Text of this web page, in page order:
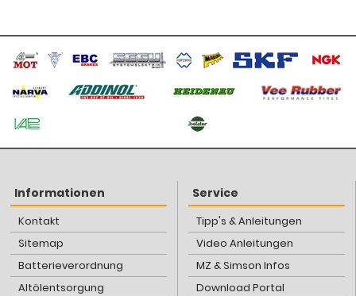
Informationen
Kontakt
Sitemap
Batterieverordnung
Altölentsorgung
Service
Tipp's & Anleitungen
Video Anleitungen
MZ & Simson Infos
Download Portal